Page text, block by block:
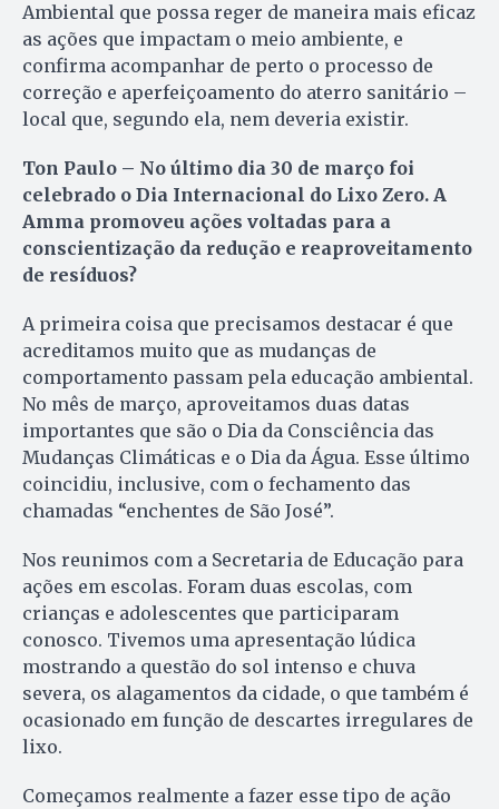
Ambiental que possa reger de maneira mais eficaz
as ações que impactam o meio ambiente, e
confirma acompanhar de perto o processo de
correção e aperfeiçoamento do aterro sanitário –
local que, segundo ela, nem deveria existir.
Ton Paulo – No último dia 30 de março foi
celebrado o Dia Internacional do Lixo Zero. A
Amma promoveu ações voltadas para a
conscientização da redução e reaproveitamento
de resíduos?
A primeira coisa que precisamos destacar é que
acreditamos muito que as mudanças de
comportamento passam pela educação ambiental.
No mês de março, aproveitamos duas datas
importantes que são o Dia da Consciência das
Mudanças Climáticas e o Dia da Água. Esse último
coincidiu, inclusive, com o fechamento das
chamadas “enchentes de São José”.
Nos reunimos com a Secretaria de Educação para
ações em escolas. Foram duas escolas, com
crianças e adolescentes que participaram
conosco. Tivemos uma apresentação lúdica
mostrando a questão do sol intenso e chuva
severa, os alagamentos da cidade, o que também é
ocasionado em função de descartes irregulares de
lixo.
Começamos realmente a fazer esse tipo de ação